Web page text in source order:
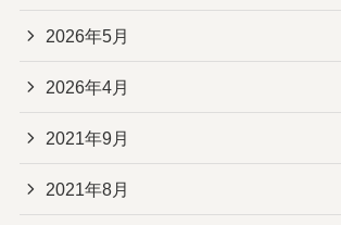
2026年5月
2026年4月
2021年9月
2021年8月